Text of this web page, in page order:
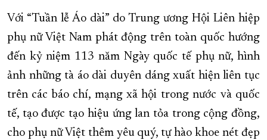
Với “Tuần lễ Áo dài” do Trung ương Hội Liên hiệp
phụ nữ Việt Nam phát động trên toàn quốc hướng
đến kỷ niệm 113 năm Ngày quốc tế phụ nữ, hình
ảnh những tà áo dài duyên dáng xuất hiện liên tục
trên các báo chí, mạng xã hội trong nước và quốc
tế, tạo được tạo hiệu ứng lan tỏa trong cộng đồng,
cho phụ nữ Việt thêm yêu quý, tự hào khoe nét đẹp